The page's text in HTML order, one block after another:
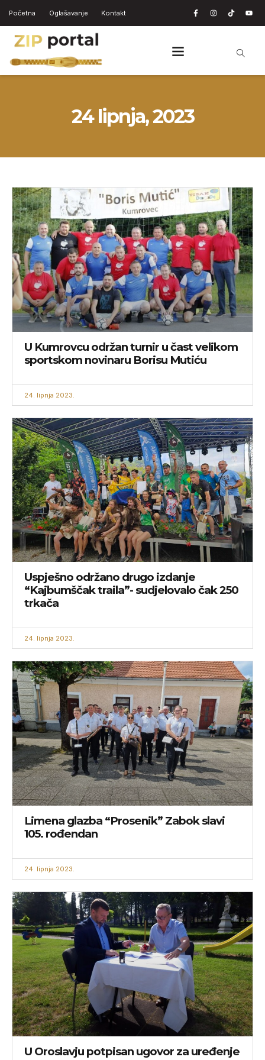
Početna Oglašavanje Kontakt
24 lipnja, 2023
U Kumrovcu održan turnir u čast velikom
sportskom novinaru Borisu Mutiću
24. lipnja 2023.
Uspješno održano drugo izdanje
“Kajbumščak traila”- sudjelovalo čak 250
trkača
24. lipnja 2023.
Limena glazba “Prosenik” Zabok slavi
105. rođendan
24. lipnja 2023.
U Oroslavju potpisan ugovor za uređenje